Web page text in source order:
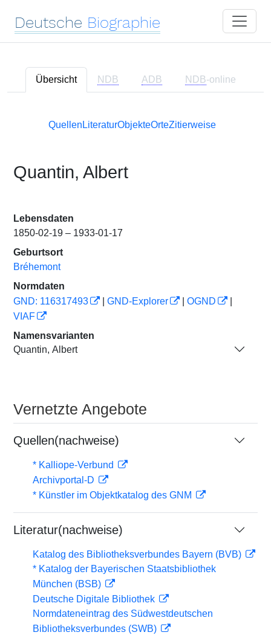
Deutsche Biographie
Übersicht NDB ADB NDB-online
Quellen LiteraturObjekteOrteZitierweise
Quantin, Albert
Lebensdaten
1850-02-19 – 1933-01-17
Geburtsort
Bréhemont
Normdaten
GND: 116317493
GND-Explorer OGND
VIAF
Namensvarianten
Quantin, Albert
Vernetzte Angebote
Quellen(nachweise)
* Kalliope-Verbund
Archivportal-D
* Künstler im Objektkatalog des GNM
Literatur(nachweise)
Katalog des Bibliotheksverbundes Bayern (BVB)
* Katalog der Bayerischen Staatsbibliothek
München (BSB)
Deutsche Digitale Bibliothek
Normdateneintrag des Südwestdeutschen
Bibliotheksverbundes (SWB)